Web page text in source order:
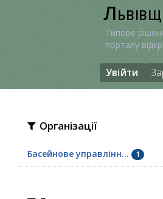
Типове
порталу
Увійти
Організації
Басейнове управлінн... 1